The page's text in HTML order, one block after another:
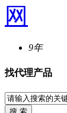
9年
找代理产品